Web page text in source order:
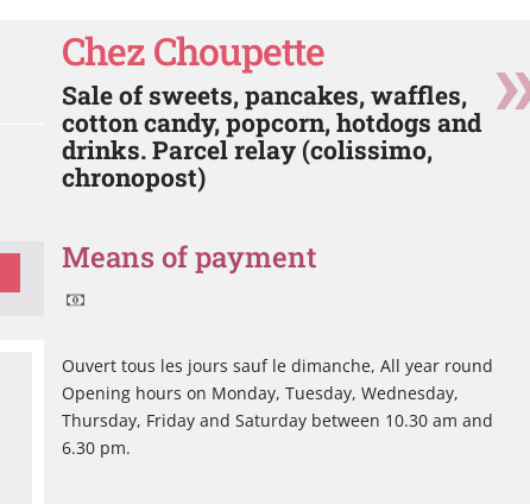
Chez Choupette
Sale of sweets, pancakes, waffles,
cotton candy, popcorn, hotdogs and
drinks. Parcel relay (colissimo,
chronopost)
Means of payment
Ouvert tous les jours sauf le dimanche, All year round
Opening hours on Monday, Tuesday, Wednesday,
Thursday, Friday and Saturday between 10.30 am and
6.30 pm.